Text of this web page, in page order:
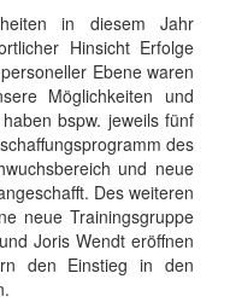
in diesem Jahr
Hinsicht Erfolge
Ebene waren
Möglichkeiten und
bspw. jeweils fünf
des
und neue
Des weiteren
neue Trainingsgruppe
Joris Wendt eröffnen
den Einstieg in den